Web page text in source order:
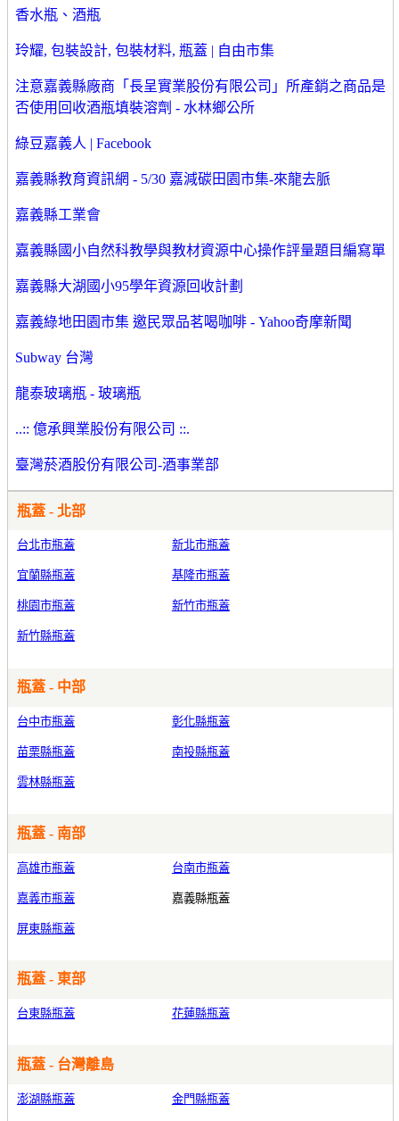
香水瓶、酒瓶
玲耀, 包裝設計, 包裝材料, 瓶蓋 | 自由市集
注意嘉義縣廠商「長呈實業股份有限公司」所產銷之商品是
否使用回收酒瓶填裝溶劑 - 水林鄉公所
綠豆嘉義人 | Facebook
嘉義縣教育資訊網 - 5/30 嘉減碳田園市集-來龍去脈
嘉義縣工業會
嘉義縣國小自然科教學與教材資源中心操作評量題目編寫單
嘉義縣大湖國小95學年資源回收計劃
嘉義綠地田園市集 邀民眾品茗喝咖啡 - Yahoo奇摩新聞
Subway 台灣
龍泰玻璃瓶 - 玻璃瓶
..:: 億承興業股份有限公司 ::.
臺灣菸酒股份有限公司-酒事業部
瓶蓋 - 北部
台北市瓶蓋 新北市瓶蓋
宜蘭縣瓶蓋 基隆市瓶蓋
桃園市瓶蓋 新竹市瓶蓋
新竹縣瓶蓋
瓶蓋 - 中部
台中市瓶蓋 彰化縣瓶蓋
苗栗縣瓶蓋 南投縣瓶蓋
雲林縣瓶蓋
瓶蓋 - 南部
高雄市瓶蓋 台南市瓶蓋
嘉義市瓶蓋 嘉義縣瓶蓋
屏東縣瓶蓋
瓶蓋 - 東部
台東縣瓶蓋 花蓮縣瓶蓋
瓶蓋 - 台灣離島
澎湖縣瓶蓋 金門縣瓶蓋